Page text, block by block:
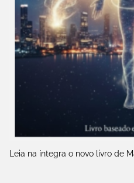
Leia na íntegra o novo livro de